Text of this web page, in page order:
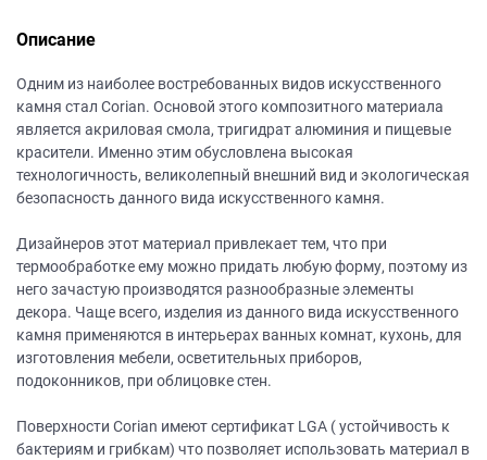
Описание
Одним из наиболее востребованных видов искусственного
камня стал Corian. Основой этого композитного материала
является акриловая смола, тригидрат алюминия и пищевые
красители. Именно этим обусловлена высокая
технологичность, великолепный внешний вид и экологическая
безопасность данного вида искусственного камня.
Дизайнеров этот материал привлекает тем, что при
термообработке ему можно придать любую форму, поэтому из
него зачастую производятся разнообразные элементы
декора. Чаще всего, изделия из данного вида искусственного
камня применяются в интерьерах ванных комнат, кухонь, для
изготовления мебели, осветительных приборов,
подоконников, при облицовке стен.
Поверхности Corian имеют сертификат LGA ( устойчивость к
бактериям и грибкам) что позволяет использовать материал в